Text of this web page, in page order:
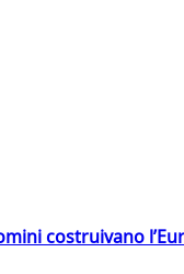
costruivano